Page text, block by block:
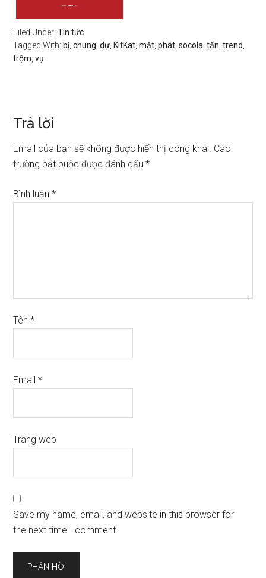
Filed Under:Tin tức
Tagged With: bị,chung,dự, KitKat,mật,phát,socola,tấn,trend,
trộm,vụ
Trả lời
Email của bạn sẽ không được hiển thị công khai. Các
trường bắt buộc được đánh dấu*
Bình luận*
Tên*
Email*
Trang web
Save my name, email, and website in this browser for
the next time I comment.